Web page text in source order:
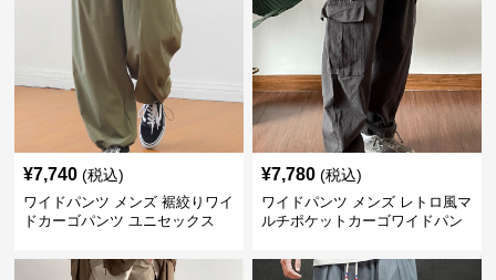
¥7,740 (税込)
ワイドパンツ メンズ 裾絞りワイ
ドカーゴパンツ ユニセックス
¥7,780 (税込)
ワイドパンツ メンズ レトロ風マ
ルチポケットカーゴワイドパン